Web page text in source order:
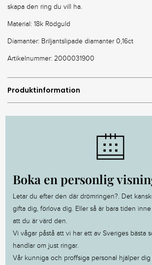
skapa den ring du vill ha.
Material: 18k Rödguld
Diamanter: Briljantslipade diamanter 0,16ct
Artikelnummer: 2000031900
Produktinformation
Boka en personlig
Letar du efter den där drömringen?. Det
gifta dig, förlova dig. Eller så är bara tiden
att du är värd den.
Vi vågar påstå att vi har ett av Sveriges bästa
handlar om just ringar.
Vår kunniga och proffsiga personal hjälper dig